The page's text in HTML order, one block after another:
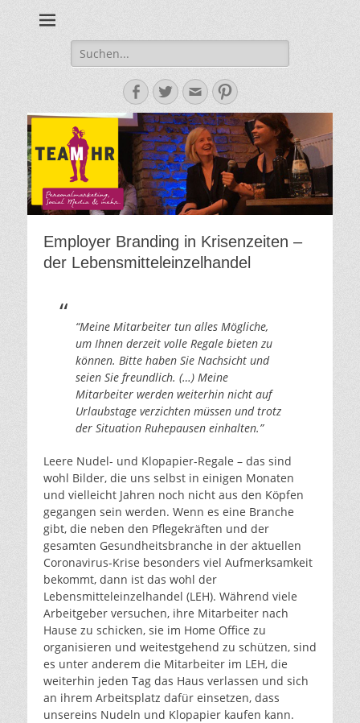
Blog
Suche
nach:
Facebook
Twitter
E-
Mail-
Adresse
Pinterest
Employer Branding in Krisenzeiten –
der Lebensmitteleinzelhandel
“Meine Mitarbeiter tun alles Mögliche,
um Ihnen derzeit volle Regale bieten zu
können. Bitte haben Sie Nachsicht und
seien Sie freundlich. (…) Meine
Mitarbeiter werden weiterhin nicht auf
Urlaubstage verzichten müssen und trotz
der Situation Ruhepausen einhalten.”
Leere Nudel- und Klopapier-Regale – das sind
wohl Bilder, die uns selbst in einigen Monaten
und vielleicht Jahren noch nicht aus den Köpfen
gegangen sein werden. Wenn es eine Branche
gibt, die neben den Pflegekräften und der
gesamten Gesundheitsbranche in der aktuellen
Coronavirus-Krise besonders viel Aufmerksamkeit
bekommt, dann ist das wohl der
Lebensmitteleinzelhandel (LEH). Während viele
Arbeitgeber versuchen, ihre Mitarbeiter nach
Hause zu schicken, sie im Home Office zu
organisieren und weitestgehend zu schützen, sind
es unter anderem die Mitarbeiter im LEH, die
weiterhin jeden Tag das Haus verlassen und sich
an ihrem Arbeitsplatz dafür einsetzen, dass
unsereins Nudeln und Klopapier kaufen kann.